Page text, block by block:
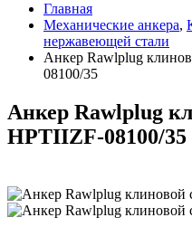
Главная
Механические анкера,
нержавеющей стали
Анкер Rawlplug
08100/35
Анкер Rawlplug
HPTIIZF-08100/35